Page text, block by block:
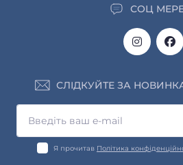
СОЦ
СЛІДКУЙТЕ ЗА
Я прочитав Політика